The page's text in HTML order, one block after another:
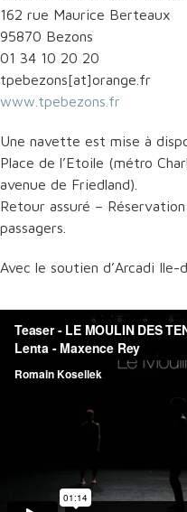
162 rue Maurice Berteaux
95870 Bezons
01 34 10 20 20
tpebezons[at]orange.fr
www.tpebezons.fr
Une navette est mise à
Place de l’Etoile (métro
avenue de Friedland).
Retour assuré –
passagers.
Avec le soutien d’Arcadi Ile-